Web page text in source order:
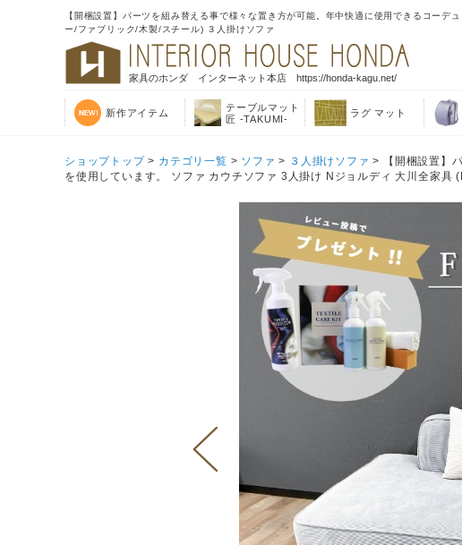
【開梱設置】パーツを組み替える事で様々な置き方が可能。年中快適に使用できるコー
ー/ファブリック/木製/スチール) ３人掛けソファ
家具のホンダ インターネット本店 https://honda-kagu.net/
新作アイテム
テーブルマット
匠 -TAKUMI-
ラグ マット
ショップトップ> カテゴリ一覧 > ソファ > ３人掛けソファ > 【開梱設置】
を使用しています。 ソファ カウチソファ 3人掛け Nジョルディ 大川全家